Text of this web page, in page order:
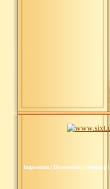
Impressum| Datenschutz| Sitemap|